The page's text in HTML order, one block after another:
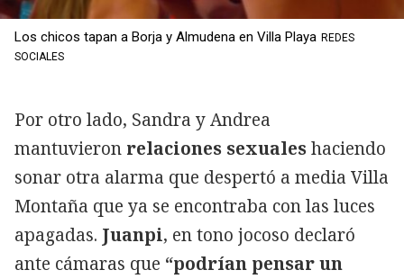
Los chicos tapan a Borja y Almudena en Villa Playa REDES
SOCIALES
Por otro lado, Sandra y Andrea
mantuvieron relaciones sexualeshaciendo
sonar otra alarma que despertó a media Villa
Montaña que ya se encontraba con las luces
apagadas. Juanpi, en tono jocoso declaró
ante cámaras que “podrían pensar un